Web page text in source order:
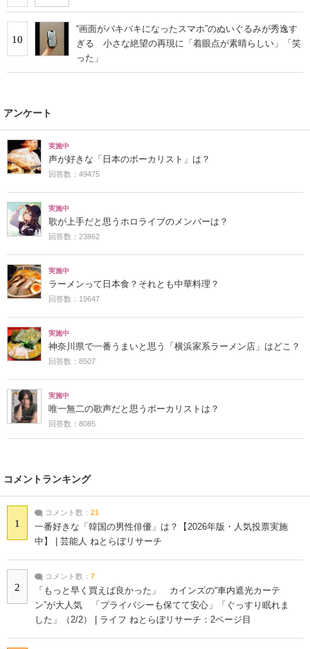
10
“画面がバキバキになったスマホ”のぬいぐるみが秀逸す
ぎる 小さな絶望の再現に「着眼点が素晴らしい」「笑
った」
アンケート
実施中
声が好きな「日本のボーカリスト」は？
回答数：49475
実施中
歌が上手だと思うホロライブのメンバーは？
回答数：23862
実施中
ラーメンって日本食？それとも中華料理？
回答数：19647
実施中
神奈川県で一番うまいと思う「横浜家系ラーメン店」はどこ？
回答数：8507
実施中
唯一無二の歌声だと思うボーカリストは？
回答数：8085
コメントランキング
1
コメント数： 21
一番好きな「韓国の男性俳優」は？【2026年版・人気投票実施
中】 | 芸能人 ねとらぼリサーチ
2
コメント数： 7
「もっと早く買えば良かった」 カインズの“車内遮光カーテ
ン”が大人気 「プライバシーも保てて安心」「ぐっすり眠れま
した」（2/2） | ライフ ねとらぼリサーチ：2ページ目